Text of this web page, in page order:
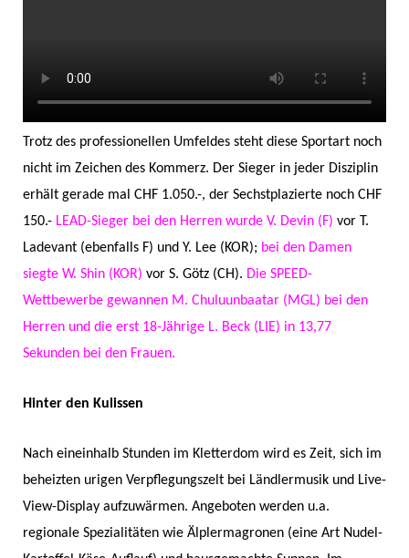
Trotz des professionellen Umfeldes steht diese Sportart noch
nicht im Zeichen des Kommerz. Der Sieger in jeder Disziplin
erhält gerade mal CHF 1.050.-, der Sechstplazierte noch CHF
150.- LEAD-Sieger bei den Herren wurde V. Devin (F) vor T.
Ladevant (ebenfalls F) und Y. Lee (KOR); bei den Damen
siegte W. Shin (KOR) vor S. Götz (CH). Die SPEED-
Wettbewerbe gewannen M. Chuluunbaatar (MGL) bei den
Herren und die erst 18-Jährige L. Beck (LIE) in 13,77
Sekunden bei den Frauen.
Hinter den Kulissen
Nach eineinhalb Stunden im Kletterdom wird es Zeit, sich im
beheizten urigen Verpflegungszelt bei Ländlermusik und Live-
View-Display aufzuwärmen. Angeboten werden u.a.
regionale Spezialitäten wie Älplermagronen (eine Art Nudel-